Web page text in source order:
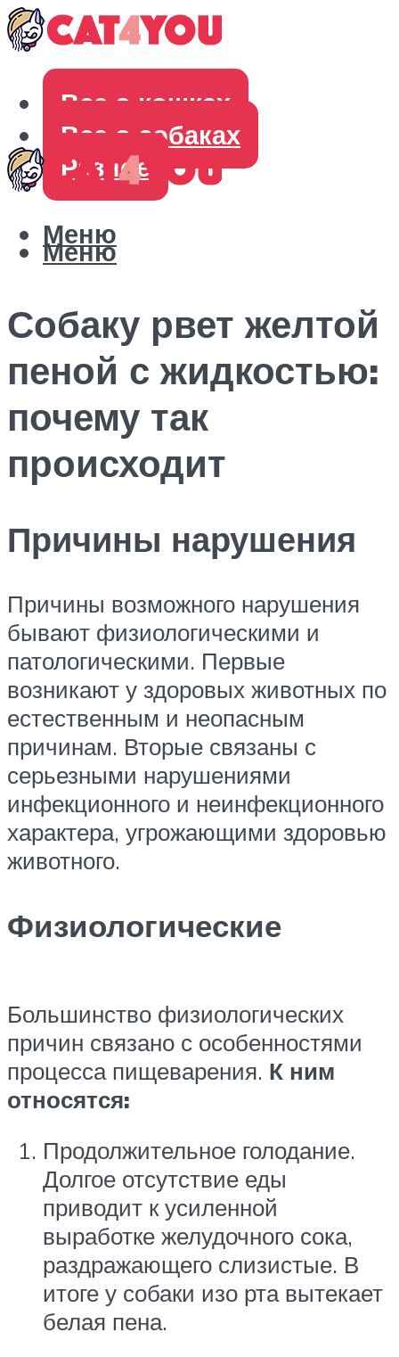
Все о кошках
Все о собаках
Разное
Меню
Меню
Собаку рвет желтой
пеной с жидкостью:
почему так
происходит
Причины нарушения
Причины возможного нарушения
бывают физиологическими и
патологическими. Первые
возникают у здоровых животных по
естественным и неопасным
причинам. Вторые связаны с
серьезными нарушениями
инфекционного и неинфекционного
характера, угрожающими здоровью
животного.
Физиологические
Большинство физиологических
причин связано с особенностями
процесса пищеварения. К ним
относятся:
Продолжительное голодание.
Долгое отсутствие еды
приводит к усиленной
выработке желудочного сока,
раздражающего слизистые. В
итоге у собаки изо рта вытекает
белая пена.